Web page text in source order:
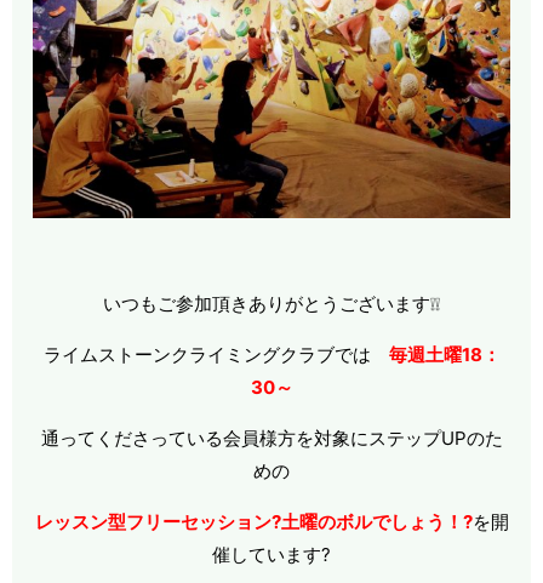
いつもご参加頂きありがとうございます❕❕
ライムストーンクライミングクラブでは
毎週土曜18：
30～
通ってくださっている会員様方を対象にステップUPのた
めの
レッスン型フリーセッション?土曜のボルでしょう！?を開
催しています?